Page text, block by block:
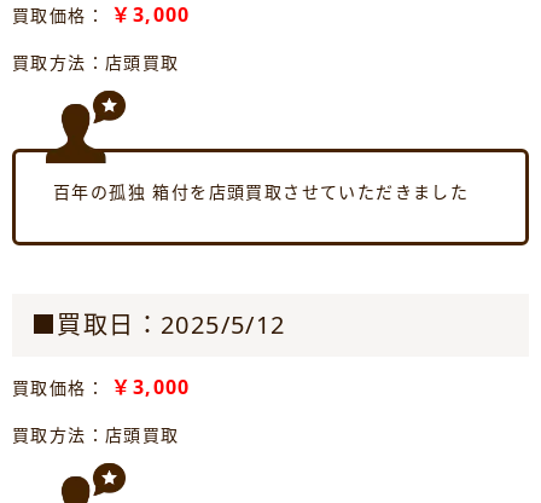
買取価格： ￥3,000
買取方法：店頭買取
百年の孤独 箱付を店頭買取させていただきました
■買取日：2025/5/12
買取価格： ￥3,000
買取方法：店頭買取